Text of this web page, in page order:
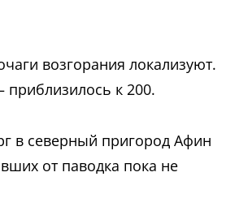
возгорания локализуют.
приблизилось к 200.
в северный пригород Афин
от паводка пока не